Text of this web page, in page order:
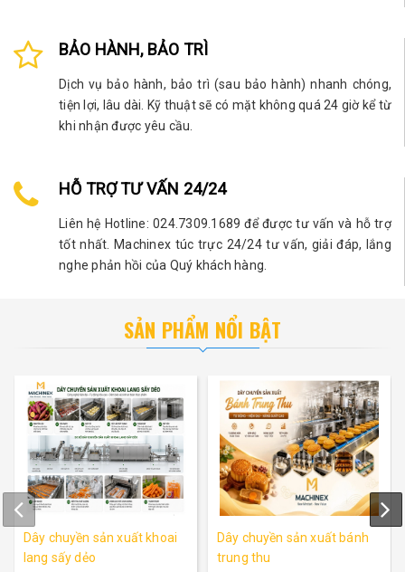
BẢO HÀNH, BẢO TRÌ
Dịch vụ bảo hành, bảo trì (sau bảo hành) nhanh chóng,
tiện lợi, lâu dài. Kỹ thuật sẽ có mặt không quá 24 giờ kể từ
khi nhận được yêu cầu.
HỖ TRỢ TƯ VẤN 24/24
Liên hệ Hotline: 024.7309.1689 để được tư vấn và hỗ trợ
tốt nhất. Machinex túc trực 24/24 tư vấn, giải đáp, lắng
nghe phản hồi của Quý khách hàng.
SẢN PHẨM NỔI BẬT
Dây chuyền sản xuất khoai
lang sấy dẻo
Dây chuyền sản xuất bánh
trung thu